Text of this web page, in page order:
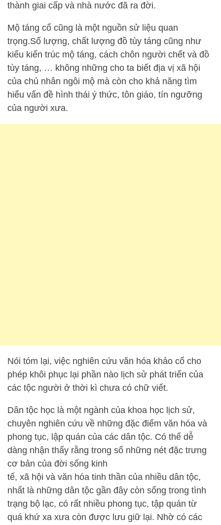
thành giai cấp và nhà nước đã ra đời.
Mộ táng cổ cũng là một nguồn sử liệu quan
trọng.Số lượng, chất lượng đồ tùy táng cũng như
kiểu kiến trúc mộ táng, cách chôn người chết và đồ
tùy táng, … không những cho ta biết địa vị xã hội
của chủ nhân ngôi mộ mà còn cho khả năng tìm
hiểu vấn đề hình thái ý thức, tôn giáo, tín ngưỡng
của người xưa.
Nói tóm lại, việc nghiên cứu văn hóa khảo cổ cho
phép khôi phục lại phần nào lịch sử phát triển của
các tộc người ở thời kì chưa có chữ viết.
Dân tộc học là một ngành của khoa học lịch sử,
chuyên nghiên cứu về những đặc điểm văn hóa và
phong tục, lập quán của các dân tộc. Có thể dễ
dàng nhận thấy rằng trong số những nét đặc trưng
cơ bản của đời sống kinh
tế, xã hội và văn hóa tinh thần của nhiều dân tộc,
nhất là những dân tộc gần đây còn sống trong tình
trạng bộ lạc, có rất nhiều phong tục, tập quán từ
quá khứ xa xưa còn được lưu giữ lại. Nhờ có các